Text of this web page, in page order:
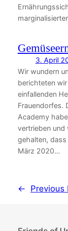
3. April
Wir wundern
berichteten
einfallenden
Frauendorfes.
Academy
vertrieben und
gehalten,
März 2020…
← Previous